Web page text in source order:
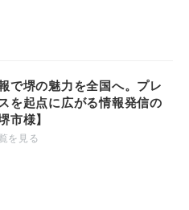
で堺の魅力を全国へ。プレ
を起点に広がる情報発信の
市様】
を見る